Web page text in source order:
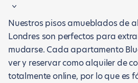
Nuestros pisos amueblados de
Londres son perfectos para
mudarse. Cada apartamento
ver y reservar como alquiler de
totalmente online, por lo que es